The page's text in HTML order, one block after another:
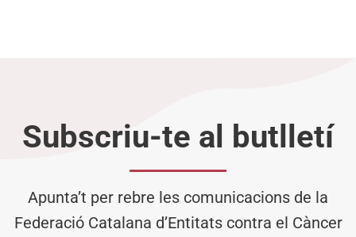
Subscriu-te al butlletí
Apunta’t per rebre les comunicacions de la
Federació Catalana d’Entitats contra el Càncer